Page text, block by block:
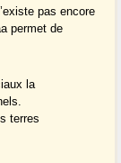
pas encore
permet de
la
terres